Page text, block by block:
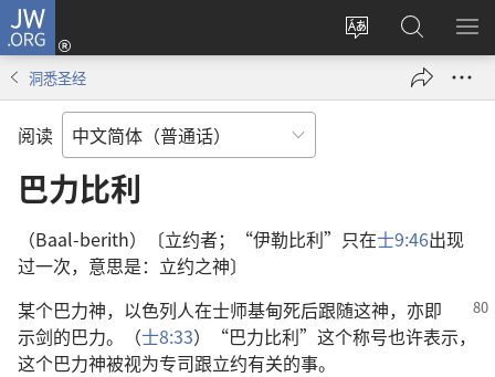
JW.ORG
更
登
录
（打
搜
索
JW.ORG
显
洞悉圣经
阅读
巴力比利
（Baal-berith）〔立约者；“伊勒比利”只在士9:46出现
过一次，意思是：立约之神〕
某个巴力神，以色列人在士师基甸死后跟随这神，亦即
示剑的巴力。（士8:33）“巴力比利”这个称号也许表示，
这个巴力神被视为专司跟立约有关的事。